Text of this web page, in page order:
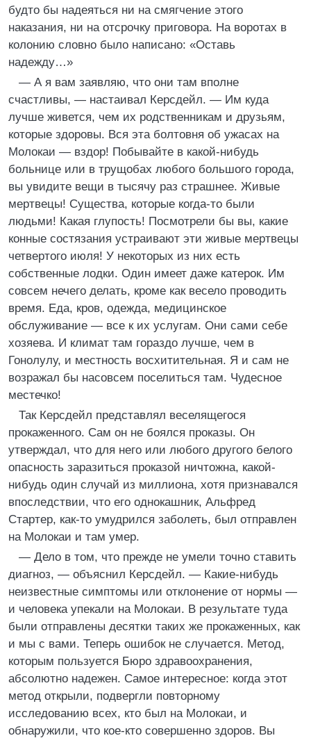
будто бы надеяться ни на смягчение этого
наказания, ни на отсрочку приговора. На воротах в
колонию словно было написано: «Оставь
надежду…»
— А я вам заявляю, что они там вполне
счастливы, — настаивал Керсдейл. — Им куда
лучше живется, чем их родственникам и друзьям,
которые здоровы. Вся эта болтовня об ужасах на
Молокаи — вздор! Побывайте в какой-нибудь
больнице или в трущобах любого большого города,
вы увидите вещи в тысячу раз страшнее. Живые
мертвецы! Существа, которые когда-то были
людьми! Какая глупость! Посмотрели бы вы, какие
конные состязания устраивают эти живые мертвецы
четвертого июля! У некоторых из них есть
собственные лодки. Один имеет даже катерок. Им
совсем нечего делать, кроме как весело проводить
время. Еда, кров, одежда, медицинское
обслуживание — все к их услугам. Они сами себе
хозяева. И климат там гораздо лучше, чем в
Гонолулу, и местность восхитительная. Я и сам не
возражал бы насовсем поселиться там. Чудесное
местечко!
Так Керсдейл представлял веселящегося
прокаженного. Сам он не боялся проказы. Он
утверждал, что для него или любого другого белого
опасность заразиться проказой ничтожна, какой-
нибудь один случай из миллиона, хотя признавался
впоследствии, что его однокашник, Альфред
Стартер, как-то умудрился заболеть, был отправлен
на Молокаи и там умер.
— Дело в том, что прежде не умели точно ставить
диагноз, — объяснил Керсдейл. — Какие-нибудь
неизвестные симптомы или отклонение от нормы —
и человека упекали на Молокаи. В результате туда
были отправлены десятки таких же прокаженных, как
и мы с вами. Теперь ошибок не случается. Метод,
которым пользуется Бюро здравоохранения,
абсолютно надежен. Самое интересное: когда этот
метод открыли, подвергли повторному
исследованию всех, кто был на Молокаи, и
обнаружили, что кое-кто совершенно здоров. Вы